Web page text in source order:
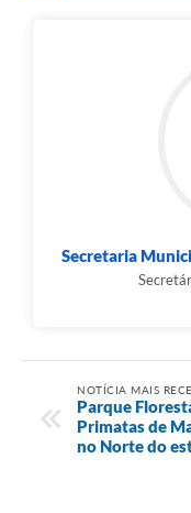
Secretaria
NOTÍCIA MAIS
Parque
Primatas de
no Norte do